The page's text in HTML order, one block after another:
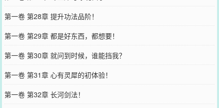
第一卷 第28章 提升功法品阶！
第一卷 第29章 都是好东西，都想要！
第一卷 第30章 就问到时候，谁能挡我？
第一卷 第31章 心有灵犀的初体验！
第一卷 第32章 长河剑法！